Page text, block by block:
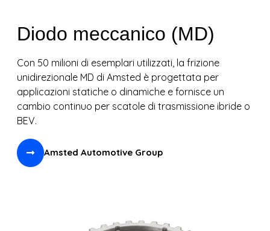
Diodo meccanico (MD)
Con 50 milioni di esemplari utilizzati, la frizione
unidirezionale MD di Amsted è progettata per
applicazioni statiche o dinamiche e fornisce un
cambio continuo per scatole di trasmissione ibride o
BEV.
Amsted Automotive Group